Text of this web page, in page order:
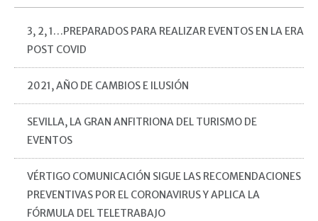
3, 2, 1…PREPARADOS PARA REALIZAR EVENTOS EN LA ERA
POST COVID
2021, AÑO DE CAMBIOS E ILUSIÓN
SEVILLA, LA GRAN ANFITRIONA DEL TURISMO DE
EVENTOS
VÉRTIGO COMUNICACIÓN SIGUE LAS RECOMENDACIONES
PREVENTIVAS POR EL CORONAVIRUS Y APLICA LA
FÓRMULA DEL TELETRABAJO